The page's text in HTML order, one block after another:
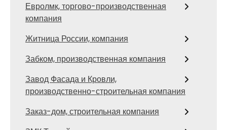
Евролмк, торгово-производственная
компания
Житница России, компания
Забком, производственная компания
Завод Фасада и Кровли,
производственно-строительная компания
Заказ-дом, строительная компания